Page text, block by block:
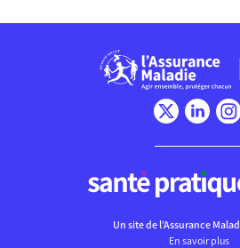
Un site de l’Assurance
En savoir plus